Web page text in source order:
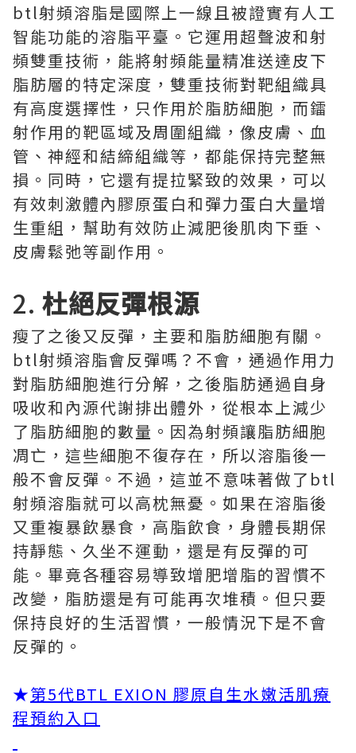
btl射頻溶脂是國際上一線且被證實有人工
智能功能的溶脂平臺。它運用超聲波和射
頻雙重技術，能將射頻能量精准送達皮下
脂肪層的特定深度，雙重技術對靶組織具
有高度選擇性，只作用於脂肪細胞，而鐳
射作用的靶區域及周圍組織，像皮膚、血
管、神經和結締組織等，都能保持完整無
損。同時，它還有提拉緊致的效果，可以
有效刺激體內膠原蛋白和彈力蛋白大量增
生重組，幫助有效防止減肥後肌肉下垂、
皮膚鬆弛等副作用。
2. 杜絕反彈根源
瘦了之後又反彈，主要和脂肪細胞有關。
btl射頻溶脂會反彈嗎？不會，通過作用力
對脂肪細胞進行分解，之後脂肪通過自身
吸收和內源代謝排出體外，從根本上減少
了脂肪細胞的數量。因為射頻讓脂肪細胞
凋亡，這些細胞不復存在，所以溶脂後一
般不會反彈。不過，這並不意味著做了btl
射頻溶脂就可以高枕無憂。如果在溶脂後
又重複暴飲暴食，高脂飲食，身體長期保
持靜態、久坐不運動，還是有反彈的可
能。畢竟各種容易導致增肥增脂的習慣不
改變，脂肪還是有可能再次堆積。但只要
保持良好的生活習慣，一般情況下是不會
反彈的。
★第5代BTL EXION 膠原自生水嫩活肌療
程預約入口